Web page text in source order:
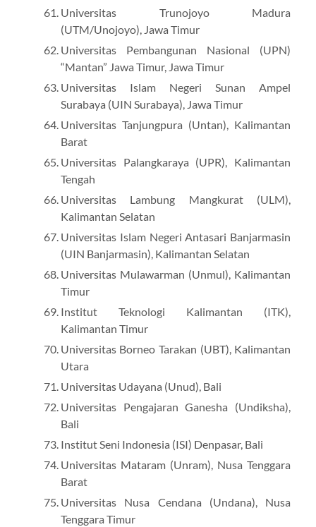
Universitas Trunojoyo Madura
(UTM/Unojoyo), Jawa Timur
Universitas Pembangunan Nasional (UPN)
“Mantan” Jawa Timur, Jawa Timur
Universitas Islam Negeri Sunan Ampel
Surabaya (UIN Surabaya), Jawa Timur
Universitas Tanjungpura (Untan), Kalimantan
Barat
Universitas Palangkaraya (UPR), Kalimantan
Tengah
Universitas Lambung Mangkurat (ULM),
Kalimantan Selatan
Universitas Islam Negeri Antasari Banjarmasin
(UIN Banjarmasin), Kalimantan Selatan
Universitas Mulawarman (Unmul), Kalimantan
Timur
Institut Teknologi Kalimantan (ITK),
Kalimantan Timur
Universitas Borneo Tarakan (UBT), Kalimantan
Utara
Universitas Udayana (Unud), Bali
Universitas Pengajaran Ganesha (Undiksha),
Bali
Institut Seni Indonesia (ISI) Denpasar, Bali
Universitas Mataram (Unram), Nusa Tenggara
Barat
Universitas Nusa Cendana (Undana), Nusa
Tenggara Timur